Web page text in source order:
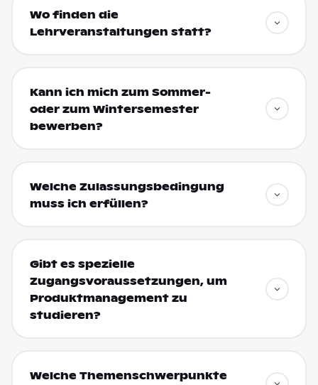
Wo finden die
Lehrveranstaltungen statt?
Kann ich mich zum Sommer-
oder zum Wintersemester
bewerben?
Welche Zulassungsbedingung
muss ich erfüllen?
Gibt es spezielle
Zugangsvoraussetzungen, um
Produktmanagement zu
studieren?
Welche Themenschwerpunkte